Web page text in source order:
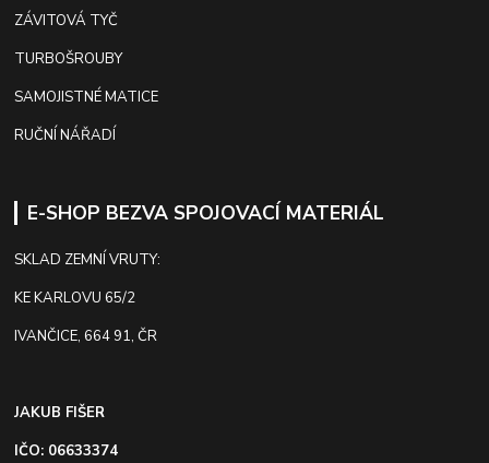
ZÁVITOVÁ TYČ
TURBOŠROUBY
SAMOJISTNÉ MATICE
RUČNÍ NÁŘADÍ
E-SHOP BEZVA SPOJOVACÍ MATERIÁL
SKLAD ZEMNÍ VRUTY:
KE KARLOVU 65/2
IVANČICE, 664 91, ČR
JAKUB FIŠER
IČO: 06633374